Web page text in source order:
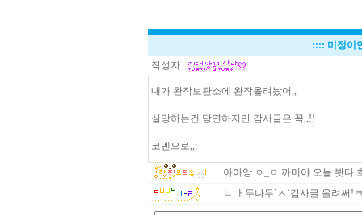
:::: 미정이
작성자 :
내가 완작보관소에 완작올려놨어,,
실망하는건 당연하지만 감사글은 꼭,,!!
코멘으로,,;
아아앙 ㅇ_ㅇ 까미야 오늘 봣다
ㄴ ㅏ두나두`ㅅ`감사글 올려써!